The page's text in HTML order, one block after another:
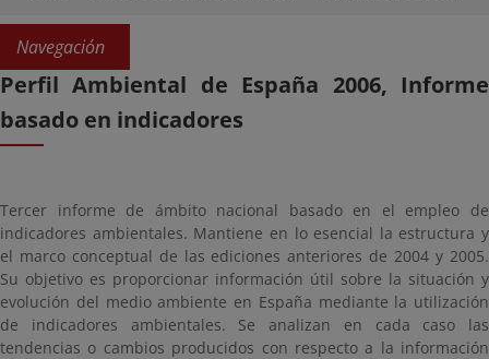
Navegación
Perfil Ambiental de España 2006, Informe
basado en indicadores
Tercer informe de ámbito nacional basado en el empleo de
indicadores ambientales. Mantiene en lo esencial la estructura y
el marco conceptual de las ediciones anteriores de 2004 y 2005.
Su objetivo es proporcionar información útil sobre la situación y
evolución del medio ambiente en España mediante la utilización
de indicadores ambientales. Se analizan en cada caso las
tendencias o cambios producidos con respecto a la información